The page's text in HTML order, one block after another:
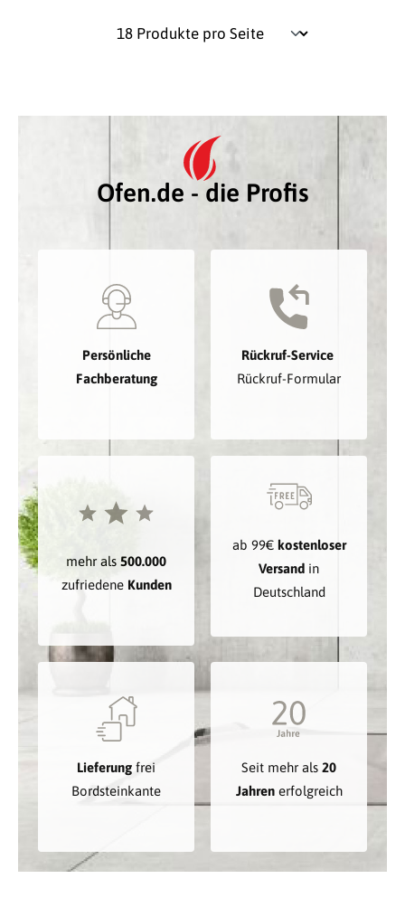
Ofen.de - die Profis
Persönliche
Fachberatung
Rückruf-Service
Rückruf-Formular
mehr als 500.000
zufriedene Kunden
ab 99€ kostenloser
Versand in
Deutschland
Lieferung frei
Bordsteinkante
Seit mehr als 20
Jahrenerfolgreich